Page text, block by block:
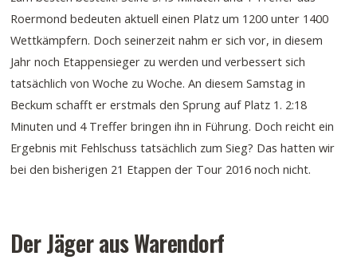
Roermond bedeuten aktuell einen Platz um 1200 unter 1400
Wettkämpfern. Doch seinerzeit nahm er sich vor, in diesem
Jahr noch Etappensieger zu werden und verbessert sich
tatsächlich von Woche zu Woche. An diesem Samstag in
Beckum schafft er erstmals den Sprung auf Platz 1. 2:18
Minuten und 4 Treffer bringen ihn in Führung. Doch reicht ein
Ergebnis mit Fehlschuss tatsächlich zum Sieg? Das hatten wir
bei den bisherigen 21 Etappen der Tour 2016 noch nicht.
Der Jäger aus Warendorf